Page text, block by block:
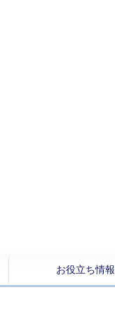
お役立ち情報